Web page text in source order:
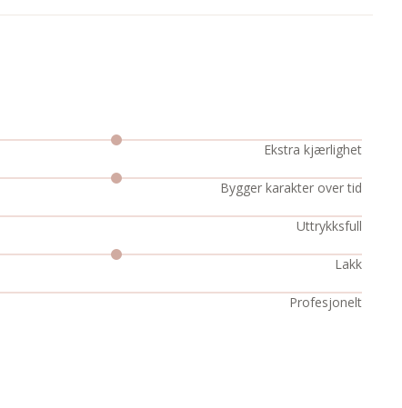
Ekstra kjærlighet
Bygger karakter over tid
Uttrykksfull
Lakk
Profesjonelt